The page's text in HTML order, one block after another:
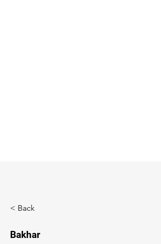
< Back
Bakhar